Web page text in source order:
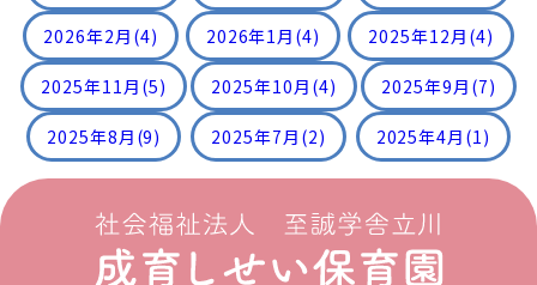
2026年2月 (4) 2026年1月 (4) 2025年12月 (4)
2025年11月 (5) 2025年10月 (4) 2025年9月 (7)
2025年8月 (9) 2025年7月 (2) 2025年4月 (1)